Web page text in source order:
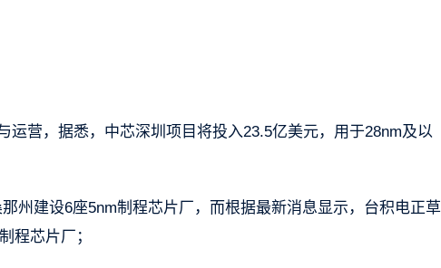
运营，据悉，中芯深圳项目将投入23.5亿美元，用于28nm及以
州建设6座5nm制程芯片厂，而根据最新消息显示，台积电正草
程芯片厂；